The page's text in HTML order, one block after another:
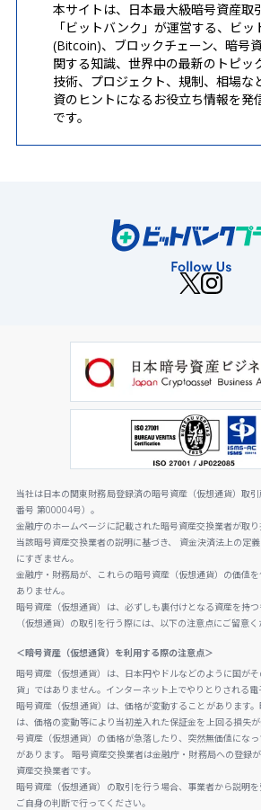
本サイトは、日本最大級暗号資産取
「ビットバンク」が運営する、ビッ
(Bitcoin)、ブロックチェーン、暗号
関する知識、世界中の最新のトピッ
技術、プロジェクト、規制、相場な
資のヒントになるお役立ち情報を発
です。
当社は日本の関東財務局登録済の暗号資産（仮想通貨）取
番号 第00004号）。
金融庁のホームページに記載された暗号資産交換業者が取り
当該暗号資産交換業者の説明に基づき、 資金決済法上の定
にすぎません。
金融庁・財務局が、これらの暗号資産（仮想通貨）の価値
ありません。
暗号資産（仮想通貨）は、必ずしも裏付けとなる資産を持
（仮想通貨）の取引を行う際には、以下の注意点にご留意く
＜暗号資産（仮想通貨）を利用する際の注意点＞
暗号資産（仮想通貨）は、日本円やドルなどのように国が
貨」ではありません。インターネット上でやりとりされる電
暗号資産（仮想通貨）は、価格が変動することがあります
は、価格の変動等により当初差入れた保証金を上回る損失
号資産（仮想通貨）の価格が急落したり、突然無価値にな
があります。 暗号資産交換業者は金融庁・財務局への登録
資産交換業者です。
暗号資産（仮想通貨）の取引を行う場合、事業者から説明を
ご自身の判断で行ってください。